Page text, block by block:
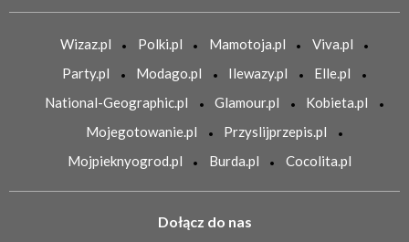
Wizaz.pl Polki.pl Mamotoja.pl
Viva.pl
Party.pl
Modago.pl Ilewazy.pl
Elle.pl
National-Geographic.pl
Glamour.pl
Kobieta.pl
Mojegotowanie.pl
Przyslijprzepis.pl
Mojpieknyogrod.pl
Burda.pl Cocolita.pl
Dołącz do nas